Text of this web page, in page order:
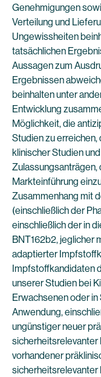
Genehmigungen
Verteilung und
Ungewissheiten
tatsächlichen
Aussagen zum
Ergebnissen
beinhalten unter
Entwicklung
Möglichkeit, die
Studien zu
klinischer Studien
Markteinführung
Zusammenhang mit
(einschließlich der
einschließlich der in
BNT162b2, jeglicher
adaptierter
Impfstoffkandidaten
unserer Studien bei
Erwachsenen oder
Anwendung,
ungünstiger neuer
sicherheitsrelevanter
vorhandener
sicherheitsrelevanter